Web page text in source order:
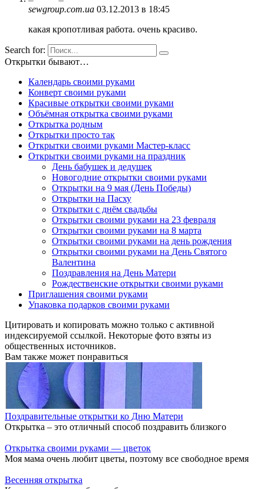
sewgroup.com.ua 03.12.2013 в 18:45
какая кропотливая работа. очень красиво.
Search for:
Открытки бывают…
Календарь своими руками
Конверт своими руками
Красивые открытки своими руками
Объёмная открытка своими руками
Открытка родным
Открытки просто так
Открытки своими руками Мастер-класс
Открытки своими руками на праздник
День бабушек и дедушек
Новогодние открытки своими руками
Открытки на 9 мая (День Победы)
Открытки на Пасху
Открытки с днём свадьбы
Открытки своими руками на 23 февраля
Открытки своими руками на 8 марта
Открытки своими руками на день рождения
Открытки своими руками на День Святого
Валентина
Поздравления на День Матери
Рождественские открытки своими руками
Приглашения своими руками
Упаковка подарков своими руками
Цитировать и копировать можно только с активной
индексируемой ссылкой. Некоторые фото взяты из
общественных источников.
Вам также может понравиться
Поздравительные открытки ко Дню Матери
Открытка – это отличный способ поздравить близкого
Открытка своими руками — цветок
Моя мама очень любит цветы, поэтому все свободное время
Весенняя открытка